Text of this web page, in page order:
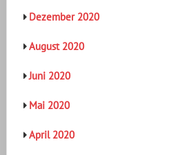
Dezember 2020
August 2020
Juni 2020
Mai 2020
April 2020